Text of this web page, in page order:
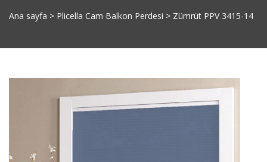
Ana sayfa > Plicella Cam Balkon Perdesi > Zümrüt PPV 3415-14